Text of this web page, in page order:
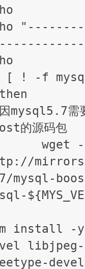
! -f mysql-
mysql5.7需
的源码包
-
mysql-
install -y